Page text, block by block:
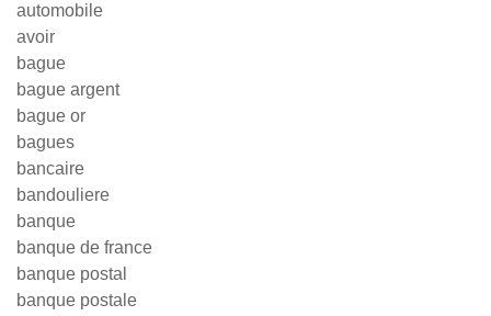
automobile
avoir
bague
bague argent
bague or
bagues
bancaire
bandouliere
banque
banque de france
banque postal
banque postale